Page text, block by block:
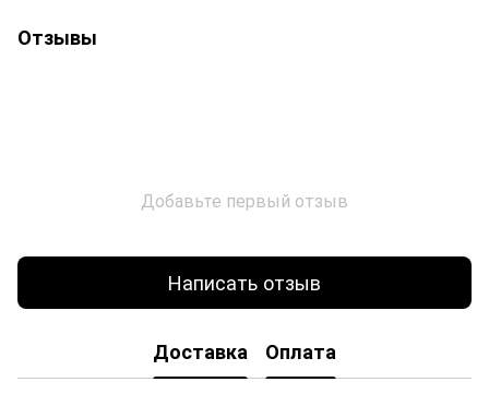
Отзывы
Добавьте первый отзыв
Написать отзыв
Доставка Оплата